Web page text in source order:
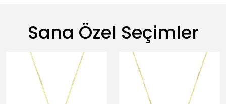
Sana Özel Seçimler